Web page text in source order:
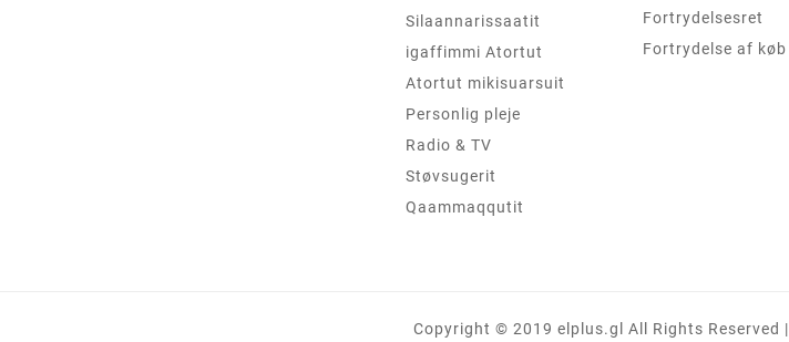
Silaannarissaatit
igaffimmi Atortut
Atortut mikisuarsuit
Personlig pleje
Radio & TV
Støvsugerit
Qaammaqqutit
Fortrydelsesret
Fortrydelse af køb
Copyright © 2019 elplus.gl All Rights Reserved